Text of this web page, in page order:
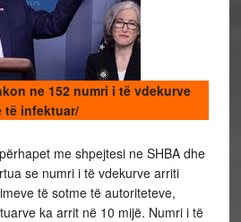
ne 152 numri i të vdekurve
të infektuar/
me shpejtesi ne SHBA dhe
se numri i të vdekurve arriti
të sotme të autoriteteve,
ka arrit në 10 mijë. Numri i të